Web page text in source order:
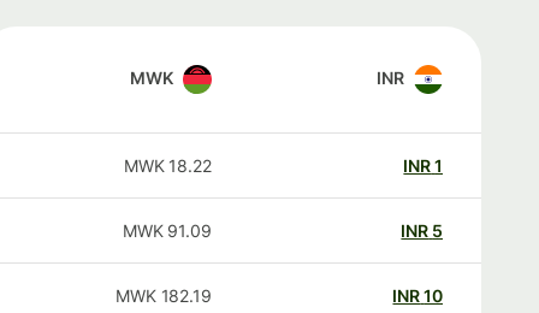
INR
MWK
INR
18.22
MWK
INR
91.09
MWK
INR
182.19
MWK